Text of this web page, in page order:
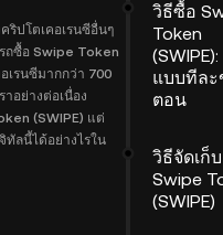
ริปโตเคอเรนซีอื่นๆ
ถซื้อ Swipe Token
เรนซีมากกว่า 700
อย่างต่อเนื่อง
(SWIPE) แต่
ทัลนี้ได้อย่างไรใน
วิธีซื้อ
Token
แบบทีล
ตอน
วิธีจัดเก็บ
Swipe
(SWIPE)